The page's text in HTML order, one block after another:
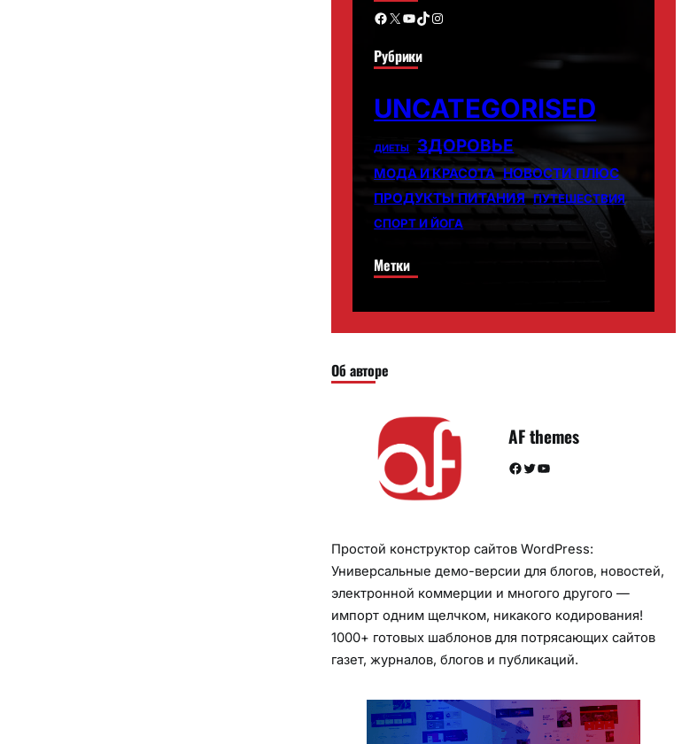
Facebook X YouTube TikTok Instagram
Рубрики
UNCATEGORISED
ДИЕТЫ ЗДОРОВЬЕ
МОДА И КРАСОТА НОВОСТИ ПЛЮС
ПРОДУКТЫ ПИТАНИЯ ПУТЕШЕСТВИЯ
СПОРТ И ЙОГА
Метки
Об авторе
AF themes
Facebook Twitter YouTube
Простой конструктор сайтов WordPress:
Универсальные демо-версии для блогов, новостей,
электронной коммерции и многого другого —
импорт одним щелчком, никакого кодирования!
1000+ готовых шаблонов для потрясающих сайтов
газет, журналов, блогов и публикаций.